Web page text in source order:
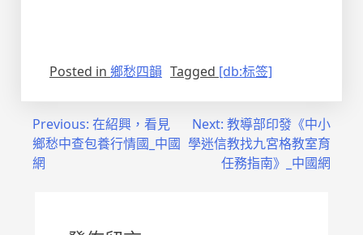
Posted in 鄉愁四韻 Tagged [db:标签]
Previous: 在紹興，看見
鄉愁中查包養行情國_中國
網
Next: 教導部印發《中小
學迷信教找九宮格教室育
任務指南》_中國網